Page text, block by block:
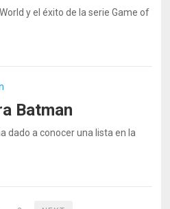
y el éxito de la serie Game of
Batman
dado a conocer una lista en la